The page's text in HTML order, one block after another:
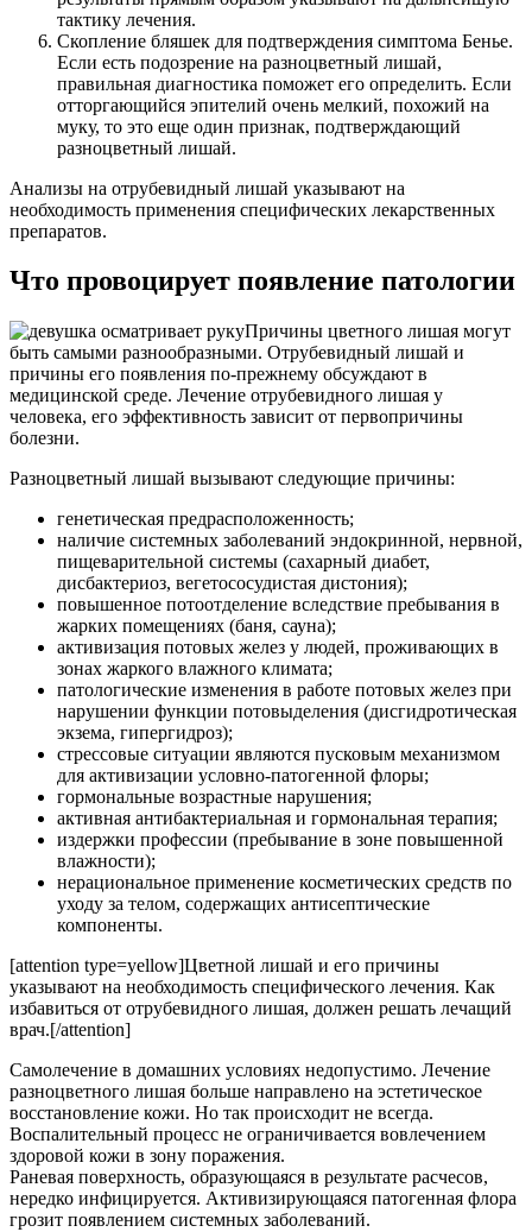
тактику лечения.
Скопление бляшек для подтверждения симптома Бенье.
Если есть подозрение на разноцветный лишай,
правильная диагностика поможет его определить. Если
отторгающийся эпителий очень мелкий, похожий на
муку, то это еще один признак, подтверждающий
разноцветный лишай.
Анализы на отрубевидный лишай указывают на
необходимость применения специфических лекарственных
препаратов.
Что провоцирует появление патологии
Причины цветного лишая могут
быть самыми разнообразными. Отрубевидный лишай и
причины его появления по-прежнему обсуждают в
медицинской среде. Лечение отрубевидного лишая у
человека, его эффективность зависит от первопричины
болезни.
Разноцветный лишай вызывают следующие причины:
генетическая предрасположенность;
наличие системных заболеваний эндокринной, нервной,
пищеварительной системы (сахарный диабет,
дисбактериоз, вегетососудистая дистония);
повышенное потоотделение вследствие пребывания в
жарких помещениях (баня, сауна);
активизация потовых желез у людей, проживающих в
зонах жаркого влажного климата;
патологические изменения в работе потовых желез при
нарушении функции потовыделения (дисгидротическая
экзема, гипергидроз);
стрессовые ситуации являются пусковым механизмом
для активизации условно-патогенной флоры;
гормональные возрастные нарушения;
активная антибактериальная и гормональная терапия;
издержки профессии (пребывание в зоне повышенной
влажности);
нерациональное применение косметических средств по
уходу за телом, содержащих антисептические
компоненты.
[attention type=yellow]Цветной лишай и его причины
указывают на необходимость специфического лечения. Как
избавиться от отрубевидного лишая, должен решать лечащий
врач.[/attention]
Самолечение в домашних условиях недопустимо. Лечение
разноцветного лишая больше направлено на эстетическое
восстановление кожи. Но так происходит не всегда.
Воспалительный процесс не ограничивается вовлечением
здоровой кожи в зону поражения.
Раневая поверхность, образующаяся в результате расчесов,
нередко инфицируется. Активизирующаяся патогенная флора
грозит появлением системных заболеваний.